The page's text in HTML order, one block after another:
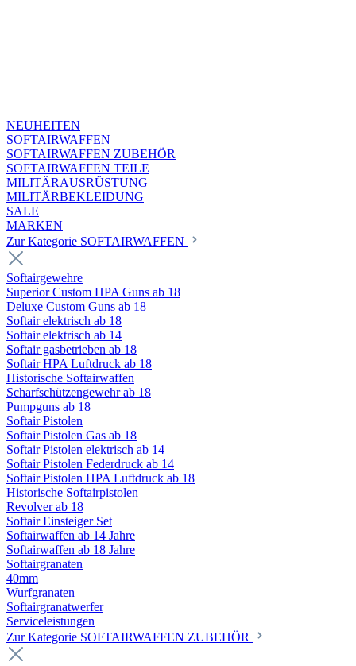
NEUHEITEN
SOFTAIRWAFFEN
SOFTAIRWAFFEN ZUBEHÖR
SOFTAIRWAFFEN TEILE
MILITÄRAUSRÜSTUNG
MILITÄRBEKLEIDUNG
SALE
MARKEN
Zur Kategorie SOFTAIRWAFFEN
Softairgewehre
Superior Custom HPA Guns ab 18
Deluxe Custom Guns ab 18
Softair elektrisch ab 18
Softair elektrisch ab 14
Softair gasbetrieben ab 18
Softair HPA Luftdruck ab 18
Historische Softairwaffen
Scharfschützengewehr ab 18
Pumpguns ab 18
Softair Pistolen
Softair Pistolen Gas ab 18
Softair Pistolen elektrisch ab 14
Softair Pistolen Federdruck ab 14
Softair Pistolen HPA Luftdruck ab 18
Historische Softairpistolen
Revolver ab 18
Softair Einsteiger Set
Softairwaffen ab 14 Jahre
Softairwaffen ab 18 Jahre
Softairgranaten
40mm
Wurfgranaten
Softairgranatwerfer
Serviceleistungen
Zur Kategorie SOFTAIRWAFFEN ZUBEHÖR